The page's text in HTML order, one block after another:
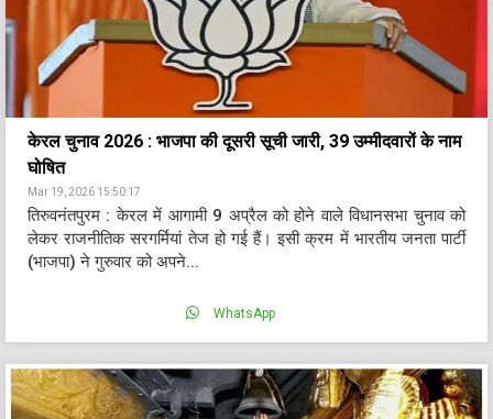
केरल चुनाव 2026 : भाजपा की दूसरी सूची जारी, 39 उम्मीदवारों के नाम
घोषित
Mar 19, 2026 15:50:17
तिरुवनंतपुरम : केरल में आगामी 9 अप्रैल को होने वाले विधानसभा चुनाव को
लेकर राजनीतिक सरगर्मियां तेज हो गई हैं। इसी क्रम में भारतीय जनता पार्टी
(भाजपा) ने गुरुवार को अपने...
WhatsApp